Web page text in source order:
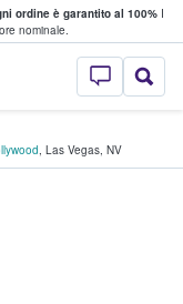
ordine è garantito al 100%I
nominale.
- Dove
, Las Vegas, NV